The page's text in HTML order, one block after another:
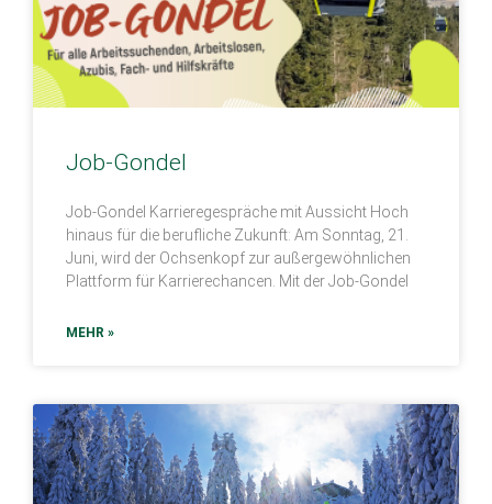
Job-Gondel
Job-Gondel Karrieregespräche mit Aussicht Hoch
hinaus für die berufliche Zukunft: Am Sonntag, 21.
Juni, wird der Ochsenkopf zur außergewöhnlichen
Plattform für Karrierechancen. Mit der Job-Gondel
MEHR »